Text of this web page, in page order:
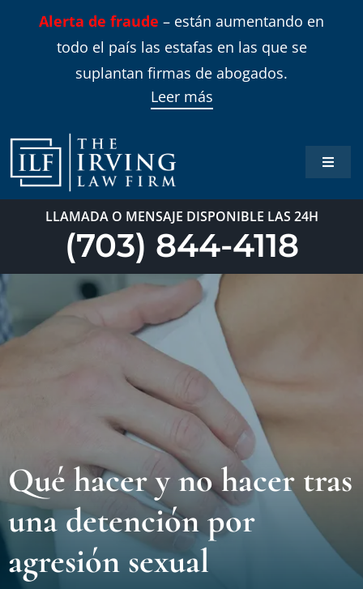
Alerta de fraude – están aumentando en
todo el país las estafas en las que se
suplantan firmas de abogados.
Leer más
Toggle
Inicio
LLAMADA O MENSAJE DISPONIBLE LAS 24H
(703) 844-4118
Qué hacer y no hacer tras
una detención por
agresión sexual